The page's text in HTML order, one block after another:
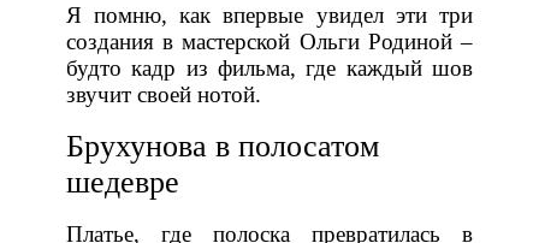
Я помню, как впервые увидел эти три
создания в мастерской Ольги Родиной –
будто кадр из фильма, где каждый шов
звучит своей нотой.
Брухунова в полосатом
шедевре
Платье, где полоска превратилась в